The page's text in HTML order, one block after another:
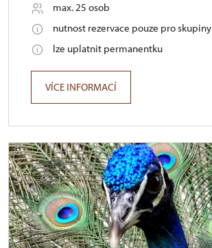
max. 25 osob
nutnost rezervace pouze pro skupiny
lze uplatnit permanentku
VÍCE INFORMACÍ